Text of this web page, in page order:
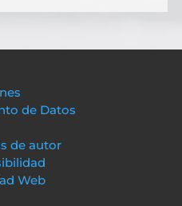
de Datos
de autor
Web